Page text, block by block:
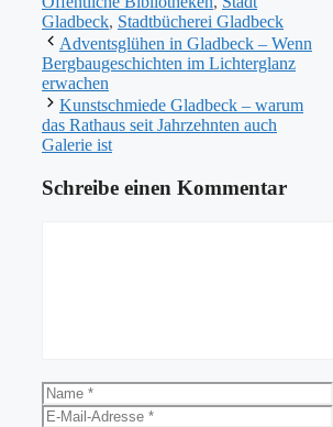
Gladbeck, Stadtbücherei Gladbeck
Adventsglühen in Gladbeck – Wenn
Bergbaugeschichten im Lichterglanz
erwachen
Kunstschmiede Gladbeck – warum
das Rathaus seit Jahrzehnten auch
Galerie ist
Schreibe einen Kommentar
Name
E-